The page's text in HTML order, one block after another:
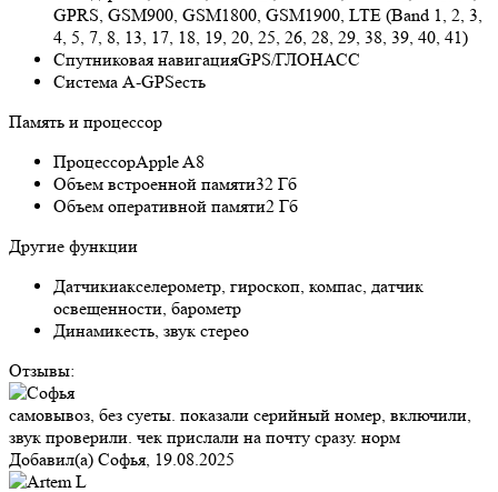
GPRS, GSM900, GSM1800, GSM1900, LTE (Band 1, 2, 3,
4, 5, 7, 8, 13, 17, 18, 19, 20, 25, 26, 28, 29, 38, 39, 40, 41)
Спутниковая навигацияGPS/ГЛОНАСС
Cистема A-GPSесть
Память и процессор
ПроцессорApple A8
Объем встроенной памяти32 Гб
Объем оперативной памяти2 Гб
Другие функции
Датчикиакселерометр, гироскоп, компас, датчик
освещенности, барометр
Динамикесть, звук стерео
Отзывы:
самовывоз, без суеты. показали серийный номер, включили,
звук проверили. чек прислали на почту сразу. норм
Добавил(а) Софья, 19.08.2025